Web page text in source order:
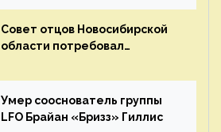
Совет отцов Новосибирской
области потребовал
«Сплин»
Умер сооснователь группы
LFO Брайан «Бризз» Гиллис